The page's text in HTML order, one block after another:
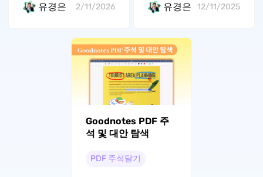
유경은 2/11/2026 유경은 12/11/2025
Goodnotes PDF 주
석 및 대안 탐색
PDF 주석달기